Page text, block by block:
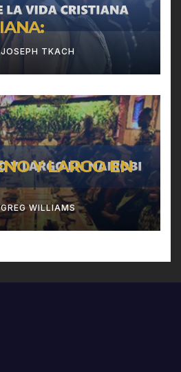
JOSEPH TKACH
Y LARGO EN
GREG WILLIAMS